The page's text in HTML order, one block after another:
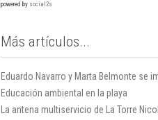
powered by social2s
Más artículos...
Eduardo Navarro y Marta Belmonte se
Educación ambiental en la playa
La antena multiservicio de La Torre